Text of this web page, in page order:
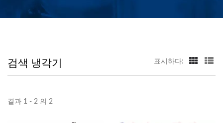
검색 냉각기 표시하다:
결과 1 - 2 의 2